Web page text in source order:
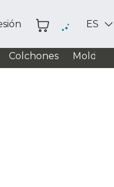
ES
Colchones